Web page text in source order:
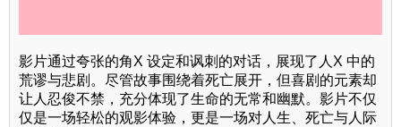
影片通过夸张的角X 设定和讽刺的对话，展现了人X 中的
荒谬与悲剧。尽管故事围绕着死亡展开，但喜剧的元素却
让人忍俊不禁，充分体现了生命的无常和幽默。影片不仅
仅是一场轻松的观影体验，更是一场对人生、死亡与人际